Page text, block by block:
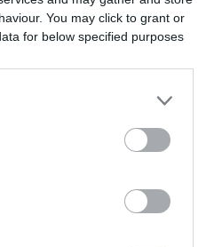
You may click to grant or
for below specified purposes
um
modelo
1
2
3
5
com